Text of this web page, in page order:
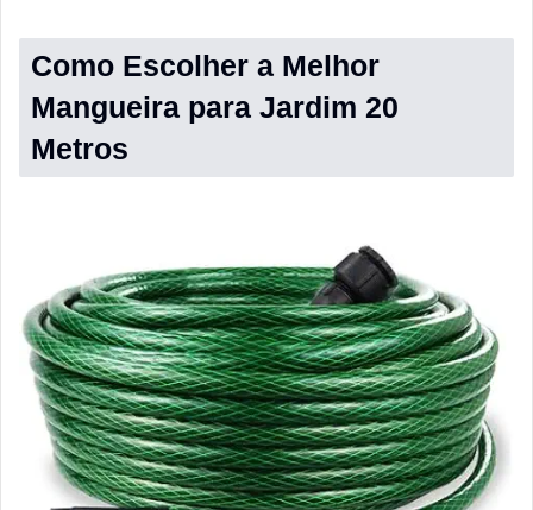
Como Escolher a Melhor
Mangueira para Jardim 20
Metros